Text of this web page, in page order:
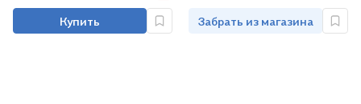
Купить Забрать из магазина